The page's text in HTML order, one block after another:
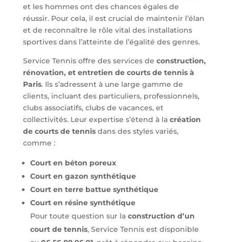
et les hommes ont des chances égales de
réussir. Pour cela, il est crucial de maintenir l’élan
et de reconnaître le rôle vital des installations
sportives dans l’atteinte de l’égalité des genres.
Service Tennis offre des services de construction,
rénovation, et entretien de courts de tennis à
Paris. Ils s’adressent à une large gamme de
clients, incluant des particuliers, professionnels,
clubs associatifs, clubs de vacances, et
collectivités. Leur expertise s’étend à la création
de courts de tennis dans des styles variés,
comme :
Court en béton poreux
Court en gazon synthétique
Court en terre battue synthétique
Court en résine synthétique
Pour toute question sur la construction d’un
court de tennis, Service Tennis est disponible